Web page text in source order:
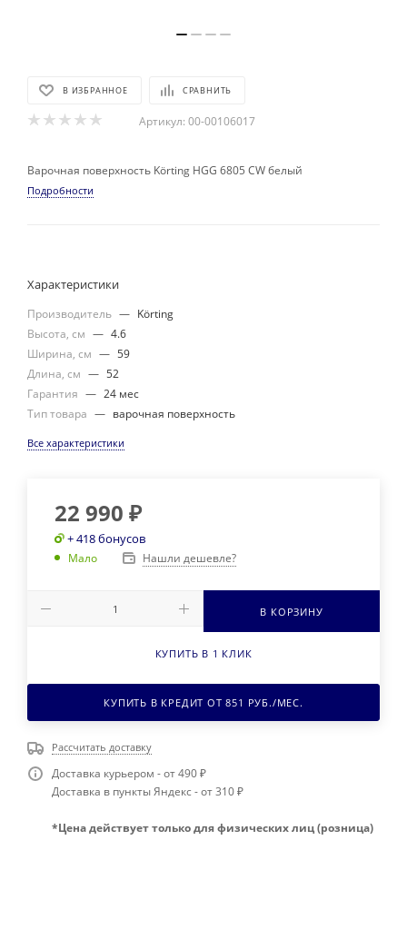
В ИЗБРАННОЕ СРАВНИТЬ
Артикул: 00-00106017
Варочная поверхность Körting HGG 6805 CW белый
Подробности
Характеристики
Производитель — Körting
Высота, см — 4.6
Ширина, см — 59
Длина, см — 52
Гарантия — 24 мес
Тип товара — варочная поверхность
Все характеристики
22 990 ₽
+ 418 бонусов
Мало Нашли дешевле?
В КОРЗИНУ
КУПИТЬ В 1 КЛИК
КУПИТЬ В КРЕДИТ ОТ851 РУБ./МЕС.
Рассчитать доставку
Доставка курьером - от 490 ₽
Доставка в пункты Яндекс - от 310 ₽
*Цена действует только для физических лиц (розница)